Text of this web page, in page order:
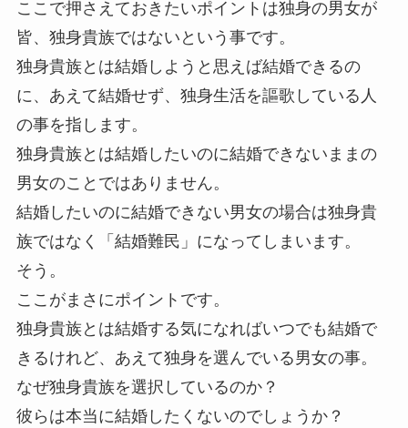
ここで押さえておきたいポイントは独身の男女が
皆、独身貴族ではないという事です。
独身貴族とは結婚しようと思えば結婚できるの
に、あえて結婚せず、独身生活を謳歌している人
の事を指します。
独身貴族とは結婚したいのに結婚できないままの
男女のことではありません。
結婚したいのに結婚できない男女の場合は独身貴
族ではなく「結婚難民」になってしまいます。
そう。
ここがまさにポイントです。
独身貴族とは結婚する気になればいつでも結婚で
きるけれど、あえて独身を選んでいる男女の事。
なぜ独身貴族を選択しているのか？
彼らは本当に結婚したくないのでしょうか？